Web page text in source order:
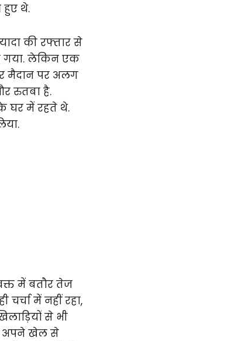
हुए थे.
की रफ्तार से
गया. लेकिन एक
मैदान पर अलग
रुतबा है.
घर में रहते थे.
में बतौर तेज
में नहीं रहा,
से भी
अपने खेल से